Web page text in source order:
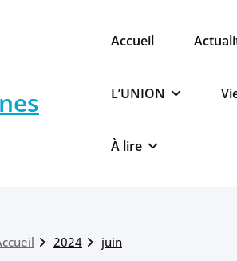
Accueil
L’UNION
À lire
2024 juin